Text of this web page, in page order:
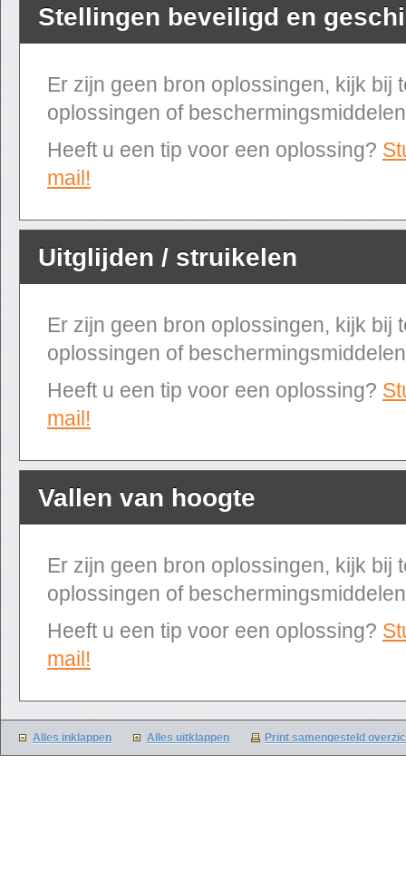
Stellingen beveiligd en
Er zijn geen bron oplossingen, kijk bij
oplossingen of beschermingsmiddelen
Heeft u een tip voor een oplossing?
mail!
Uitglijden / struikelen
Er zijn geen bron oplossingen, kijk bij
oplossingen of beschermingsmiddelen
Heeft u een tip voor een oplossing?
mail!
Vallen van hoogte
Er zijn geen bron oplossingen, kijk bij
oplossingen of beschermingsmiddelen
Heeft u een tip voor een oplossing?
mail!
Alles inklappen Alles uitklappen Print samengesteld